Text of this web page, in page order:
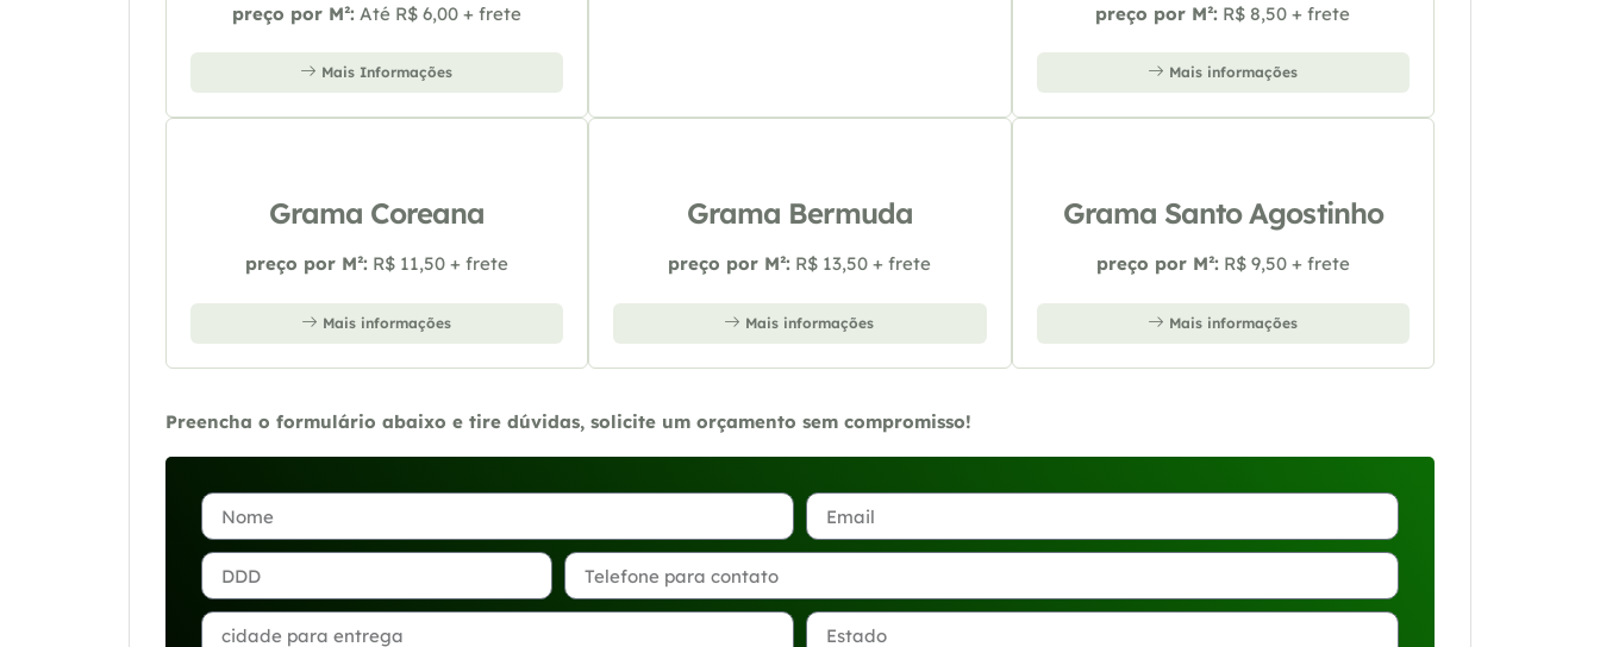
preço por M²: Até R$ 6,00 + frete
Mais Informações
preço por M²: R$ 8,50 + frete
Mais informações
Grama Coreana
preço por M²: R$ 11,50 + frete
Mais informações
Grama Bermuda
preço por M²: R$ 13,50 + frete
Mais informações
Grama Santo Agostinho
preço por M²: R$ 9,50 + frete
Mais informações
Preencha o formulário abaixo e tire dúvidas, solicite um orçamento sem compromisso!